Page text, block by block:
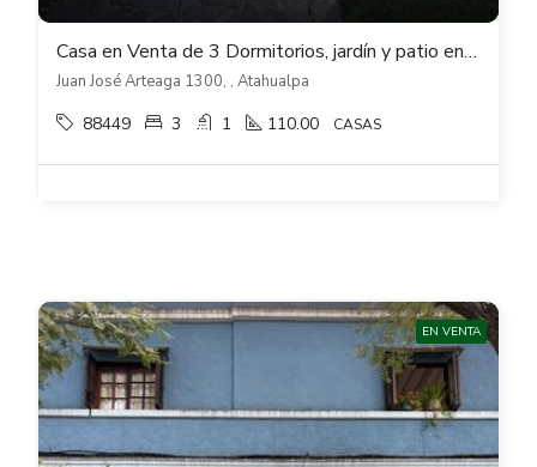
Casa en Venta de 3 Dormitorios, jardín y patio en hermosa zona de Atahualpa
Juan José Arteaga 1300, , Atahualpa
88449 3 1 110.00 CASAS
EN VENTA